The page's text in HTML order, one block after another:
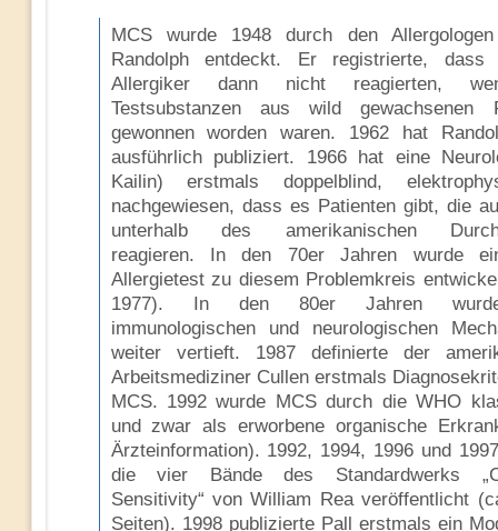
MCS wurde 1948 durch den
Randolph entdeckt. Er registrierte, dass
Allergiker dann nicht reagierten,
Testsubstanzen aus wild gewachsenen
gewonnen worden waren. 1962 hat
ausführlich publiziert. 1966 hat eine
Kailin) erstmals doppelblind,
nachgewiesen, dass es Patienten gibt, die
unterhalb des amerikanischen
reagieren. In den 70er Jahren wurde
Allergietest zu diesem Problemkreis
1977). In den 80er Jahren
immunologischen und neurologischen
weiter vertieft. 1987 definierte der
Arbeitsmediziner Cullen erstmals
MCS. 1992 wurde MCS durch die WHO
und zwar als erworbene organische
Ärzteinformation). 1992, 1994, 1996 und
die vier Bände des Standardwerks
Sensitivity“ von William Rea veröffentlicht
Seiten). 1998 publizierte Pall erstmals ein